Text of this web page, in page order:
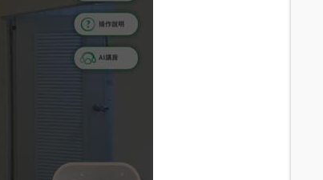
分鐘 /515m
分鐘 /460m
分鐘 /465m